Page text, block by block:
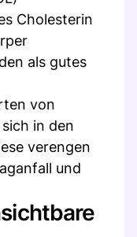
Cholesterin
als gutes
von
in den
verengen
und